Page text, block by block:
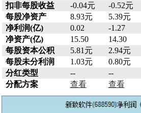
扣非每股收益
-0.04元 -0.52元
每股净资产
8.93元 5.39元
净利润(亿)
0.02 -1.27
净资产(亿)
15.50 14.30
每股资本公积
5.81元 2.94元
每股未分利润
1.03元 0.80元
分红类型
-- --
分配方案
查看 查看